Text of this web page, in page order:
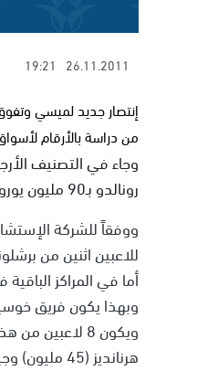
26.11.2011
19:21
إنتصار جديد لميسي
من دراسة بالأرقام لأسواق 60 بلداً في مجال كرة
رونالدو بـ90 مليون يورو.
ووفقاً للشركة
أما في المراكز
ويكون 8
هرنانديز (45 مليون) وجيرارد بيكيه (38.5) وسيرجيو بوسكيتس وداني ألفيش (35.5 مليون).